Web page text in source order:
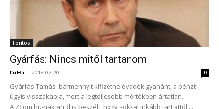
Fontos
Gyárfás: Nincs mitől tartanom
FüHü - 2018-07-20 0
Gyárfás Tamás bármennyit kifizetne óvadék gyanánt, a pénzt
úgyis visszakapja, mert a legteljesebb mértékben ártatlan.
A Zoom.hu-nak arról is beszélt, hogy sokkal inkább tart attól,...